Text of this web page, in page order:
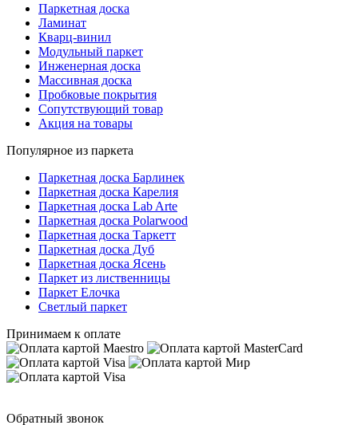
Паркетная доска
Ламинат
Кварц-винил
Модульный паркет
Инженерная доска
Массивная доска
Пробковые покрытия
Сопутствующий товар
Акция на товары
Популярное из паркета
Паркетная доска Барлинек
Паркетная доска Карелия
Паркетная доска Lab Arte
Паркетная доска Polarwood
Паркетная доска Таркетт
Паркетная доска Дуб
Паркетная доска Ясень
Паркет из лиственницы
Паркет Елочка
Светлый паркет
Принимаем к оплате
Обратный звонок